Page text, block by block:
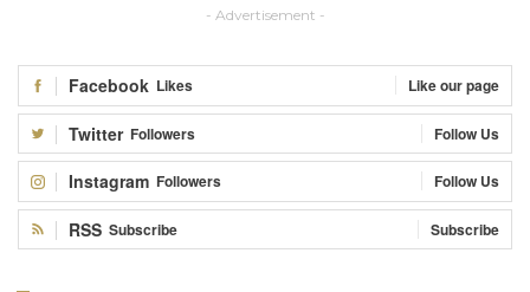
- Advertisement -
Facebook Likes Like our page
Twitter Followers Follow Us
Instagram Followers Follow Us
RSS Subscribe Subscribe